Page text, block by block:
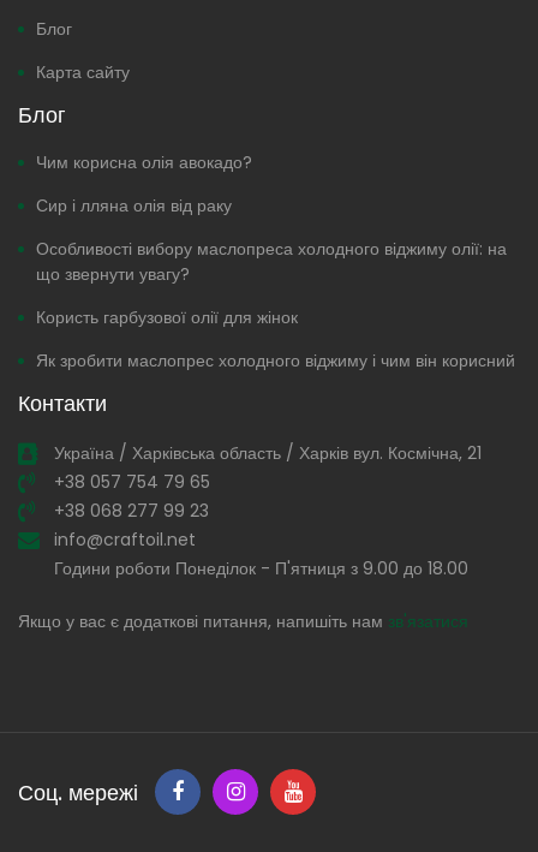
Блог
Карта сайту
Блог
Чим корисна олія авокадо?
Сир і лляна олія від раку
Особливості вибору маслопреса холодного віджиму олії: на
що звернути увагу?
Користь гарбузової олії для жінок
Як зробити маслопрес холодного віджиму і чим він корисний
Контакти
Україна / Харківська область / Харків вул. Космічна, 21
+38 057 754 79 65
+38 068 277 99 23
info@craftoil.net
Години роботи Понеділок - П'ятниця з 9.00 до 18.00
Якщо у вас є додаткові питання, напишіть нам зв'язатися
Соц. мережі